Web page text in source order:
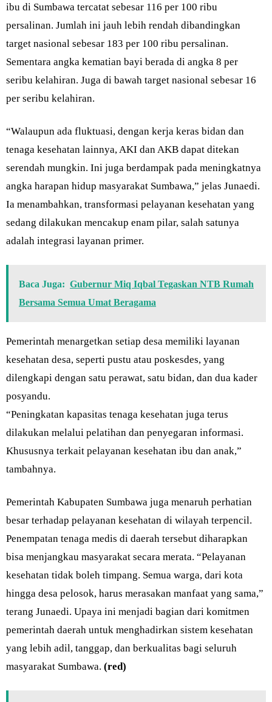
ibu di Sumbawa tercatat sebesar 116 per 100 ribu
persalinan. Jumlah ini jauh lebih rendah dibandingkan
target nasional sebesar 183 per 100 ribu persalinan.
Sementara angka kematian bayi berada di angka 8 per
seribu kelahiran. Juga di bawah target nasional sebesar 16
per seribu kelahiran.
“Walaupun ada fluktuasi, dengan kerja keras bidan dan
tenaga kesehatan lainnya, AKI dan AKB dapat ditekan
serendah mungkin. Ini juga berdampak pada meningkatnya
angka harapan hidup masyarakat Sumbawa,” jelas Junaedi.
Ia menambahkan, transformasi pelayanan kesehatan yang
sedang dilakukan mencakup enam pilar, salah satunya
adalah integrasi layanan primer.
Baca Juga: Gubernur Miq Iqbal Tegaskan NTB Rumah
Bersama Semua Umat Beragama
Pemerintah menargetkan setiap desa memiliki layanan
kesehatan desa, seperti pustu atau poskesdes, yang
dilengkapi dengan satu perawat, satu bidan, dan dua kader
posyandu.
“Peningkatan kapasitas tenaga kesehatan juga terus
dilakukan melalui pelatihan dan penyegaran informasi.
Khususnya terkait pelayanan kesehatan ibu dan anak,”
tambahnya.
Pemerintah Kabupaten Sumbawa juga menaruh perhatian
besar terhadap pelayanan kesehatan di wilayah terpencil.
Penempatan tenaga medis di daerah tersebut diharapkan
bisa menjangkau masyarakat secara merata. “Pelayanan
kesehatan tidak boleh timpang. Semua warga, dari kota
hingga desa pelosok, harus merasakan manfaat yang sama,”
terang Junaedi. Upaya ini menjadi bagian dari komitmen
pemerintah daerah untuk menghadirkan sistem kesehatan
yang lebih adil, tanggap, dan berkualitas bagi seluruh
masyarakat Sumbawa. (red)